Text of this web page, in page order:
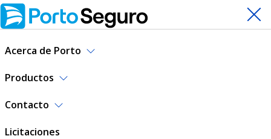
Acerca de Porto
Productos
Contacto
Licitaciones